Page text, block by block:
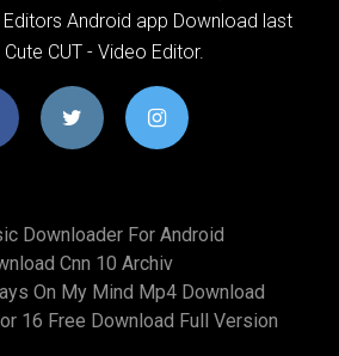
Android app Download last
CUT - Video Editor.
Downloader For Android
Cnn 10 Archiv
On My Mind Mp4 Download
16 Free Download Full Version